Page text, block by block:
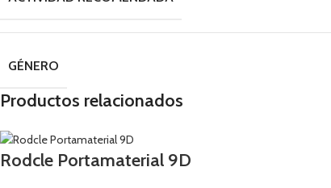
GÉNERO
Productos relacionados
Rodcle Portamaterial 9D